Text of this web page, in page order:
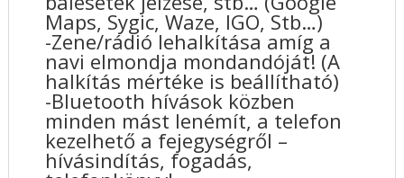
Maps, Sygic, Waze, IGO, Stb…)
-Zene/rádió lehalkítása amíg a
navi elmondja mondandóját! (A
halkítás mértéke is beállítható)
-Bluetooth hívások közben
minden mást lenémít, a telefon
kezelhető a fejegységről –
hívásindítás, fogadás,